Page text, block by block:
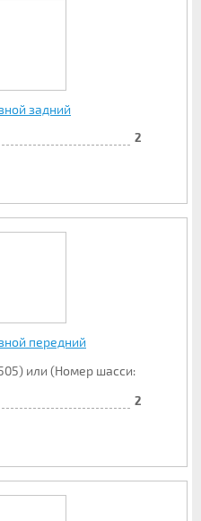
задний
2
передний
или (Номер шасси:
2